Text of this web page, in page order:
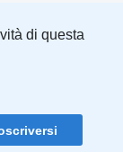
di questa